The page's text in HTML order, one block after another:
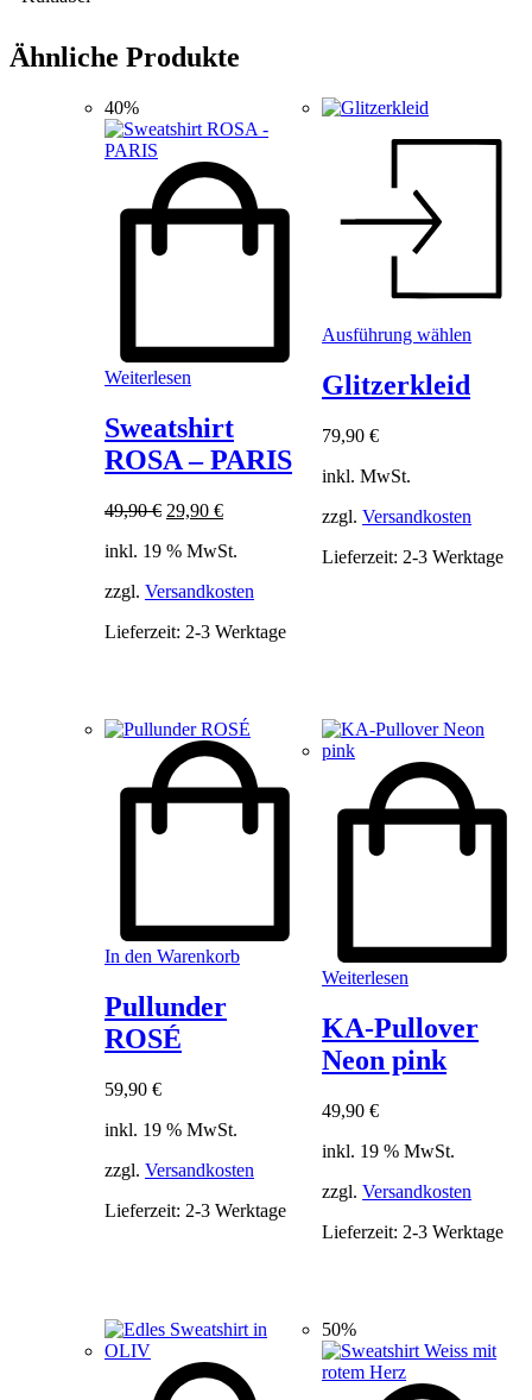
Ähnliche Produkte
40%
Weiterlesen
Sweatshirt
ROSA – PARIS
49,90€ Ursprünglicher
war:
29,90 €Aktueller
ist:
inkl. 19 % MwSt.
zzgl. Versandkosten
Lieferzeit: 2-3 Werktage
Ausführung wählen
auf
der
Glitzerkleid
79,90€
inkl. MwSt.
zzgl.Versandkosten
Lieferzeit: 2-3 Werktage
In den Warenkorb
Pullunder
ROSÉ
59,90 €
inkl. 19 % MwSt.
zzgl. Versandkosten
Lieferzeit: 2-3 Werktage
Weiterlesen
KA-Pullover
Neon pink
49,90€
inkl. 19 % MwSt.
zzgl.Versandkosten
Lieferzeit: 2-3 Werktage
50%